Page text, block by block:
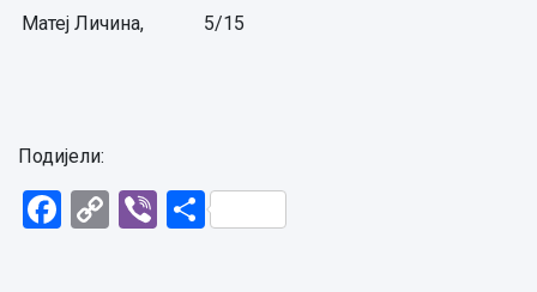
Матеј Личина,
5/15
Подијели:
Facebook
CopyViberShare